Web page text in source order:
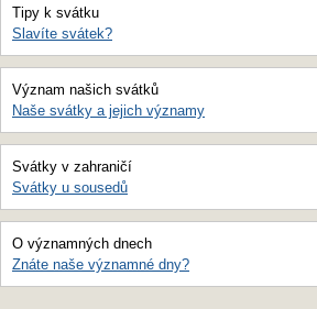
Tipy k svátku
Slavíte svátek?
Význam našich svátků
Naše svátky a jejich významy
Svátky v zahraničí
Svátky u sousedů
O významných dnech
Znáte naše významné dny?